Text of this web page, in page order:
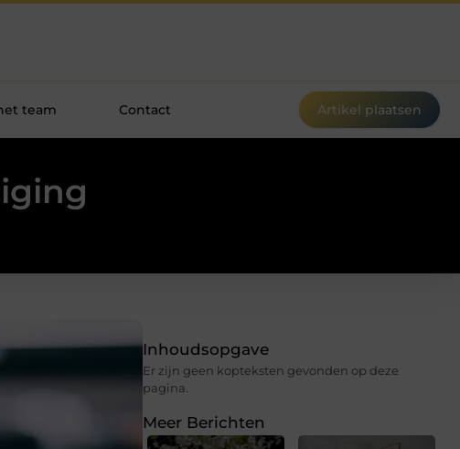
team Contact Artikel plaatsen
Inhoudsopgave
Er zijn geen kopteksten gevonden op deze
pagina.
Meer Berichten